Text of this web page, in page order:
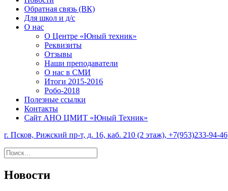
Обратная связь (ВК)
Для школ и д/с
О нас
О Центре «Юный техник»
Реквизиты
Отзывы
Наши преподаватели
О нас в СМИ
Итоги 2015-2016
Робо-2018
Полезные ссылки
Контакты
Сайт АНО ЦМИТ «Юный Техник»
г. Псков, Рижский пр-т, д. 16, каб. 210 (2 этаж), +7(953)233-94-46
Найти:
Новости